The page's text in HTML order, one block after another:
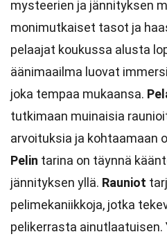
mysteerien ja jännityksen
monimutkaiset tasot ja
pelaajat koukussa alusta
äänimaailma luovat
joka tempaa mukaansa.
tutkimaan muinaisia
arvoituksia ja kohtaamaan
Pelin tarina on täynnä
jännityksen yllä. Rauniot
pelimekaniikkoja, jotka
pelikerrasta ainutlaatuisen.